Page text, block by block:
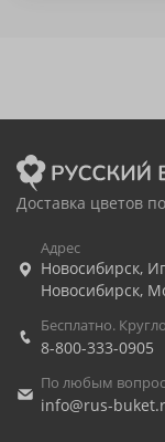
Доставка цветов
Адрес
Новосибирск,
Новосибирск,
Бесплатно.
8-800-333-0905
По любым
info@rus-